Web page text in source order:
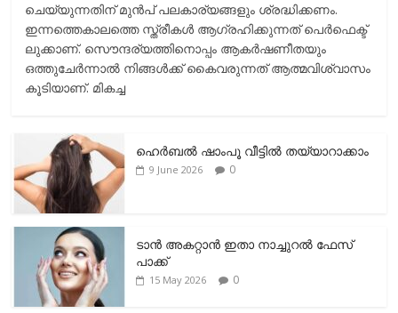
ചെയ്യുന്നതിന് മുന്‍പ് പലകാര്യങ്ങളും ശ്രദ്ധിക്കണം.
ഇന്നത്തെകാലത്തെ സ്ത്രീകള്‍ ആഗ്രഹിക്കുന്നത് പെര്‍ഫെക്ട്
ലുക്കാണ്. സൌന്ദര്യത്തിനൊപ്പം ആകര്‍ഷണീതയും
ഒത്തുചേര്‍ന്നാല്‍ നിങ്ങള്‍ക്ക് കൈവരുന്നത് ആത്മവിശ്വാസം
കൂടിയാണ്. മികച്ച
ഹെര്‍ബല്‍ ഷാംപൂ വീട്ടില്‍ തയ്യാറാക്കാം
9 June 2026 0
ടാന്‍ അകറ്റാന്‍ ഇതാ നാച്ചുറല്‍ ഫേസ്
പാക്ക്
15 May 2026 0